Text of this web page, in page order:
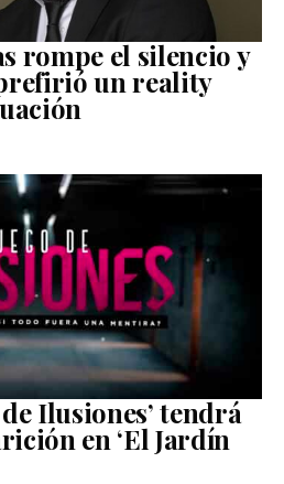
rompe el silencio y
un reality
Ilusiones’ tendrá
en ‘El Jardín